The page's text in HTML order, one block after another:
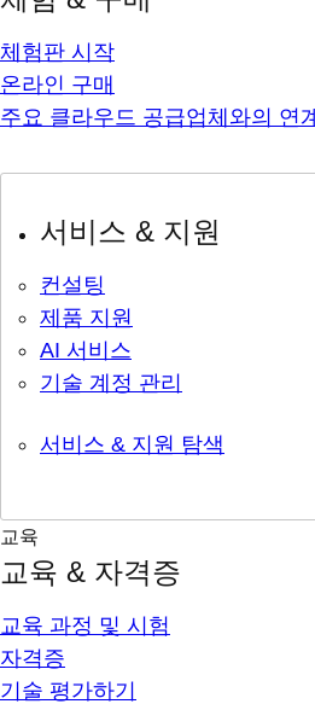
체험판 시작
온라인 구매
주요 클라우드 공급업체와의 연계
서비스 & 지원
컨설팅
제품 지원
AI 서비스
기술 계정 관리
서비스 & 지원 탐색
교육
교육 & 자격증
교육 과정 및 시험
자격증
기술 평가하기